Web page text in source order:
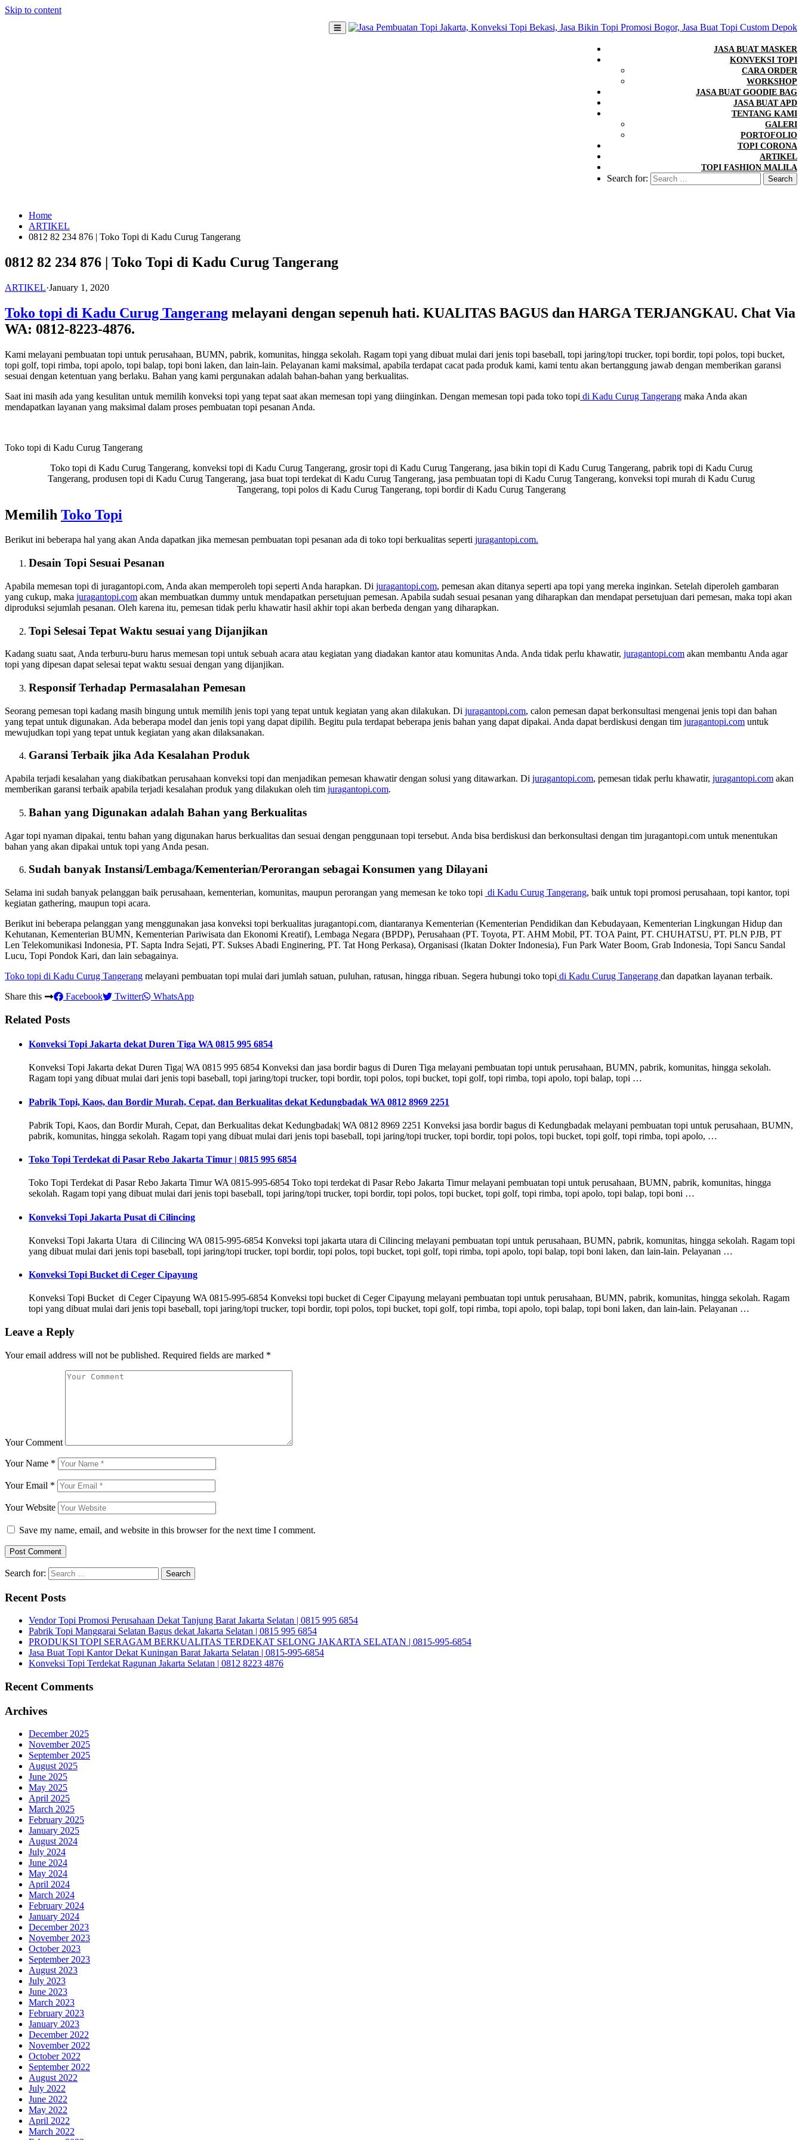
Skip to content
JASA BUAT MASKER
KONVEKSI TOPI
CARA ORDER
WORKSHOP
JASA BUAT GOODIE BAG
JASA BUAT APD
TENTANG KAMI
GALERI
PORTOFOLIO
TOPI CORONA
ARTIKEL
TOPI FASHION MALILA
Search for:
Home
ARTIKEL
0812 82 234 876 | Toko Topi di Kadu Curug Tangerang
0812 82 234 876 | Toko Topi di Kadu Curug Tangerang
ARTIKEL·January 1, 2020
Toko topi di Kadu Curug Tangerang melayani dengan sepenuh hati. KUALITAS BAGUS dan HARGA TERJANGKAU. Chat Via
WA: 0812-8223-4876.
Kami melayani pembuatan topi untuk perusahaan, BUMN, pabrik, komunitas, hingga sekolah. Ragam topi yang dibuat mulai dari jenis topi baseball, topi jaring/topi trucker, topi bordir, topi polos, topi bucket,
topi golf, topi rimba, topi apolo, topi balap, topi boni laken, dan lain-lain. Pelayanan kami maksimal, apabila terdapat cacat pada produk kami, kami tentu akan bertanggung jawab dengan memberikan garansi
sesuai dengan ketentuan yang berlaku. Bahan yang kami pergunakan adalah bahan-bahan yang berkualitas.
Saat ini masih ada yang kesulitan untuk memilih konveksi topi yang tepat saat akan memesan topi yang diinginkan. Dengan memesan topi pada toko topi di Kadu Curug Tangerang maka Anda akan
mendapatkan layanan yang maksimal dalam proses pembuatan topi pesanan Anda.
Toko topi di Kadu Curug Tangerang
Toko topi di Kadu Curug Tangerang, konveksi topi di Kadu Curug Tangerang, grosir topi di Kadu Curug Tangerang, jasa bikin topi di Kadu Curug Tangerang, pabrik topi di Kadu Curug
Tangerang, produsen topi di Kadu Curug Tangerang, jasa buat topi terdekat di Kadu Curug Tangerang, jasa pembuatan topi di Kadu Curug Tangerang, konveksi topi murah di Kadu Curug
Tangerang, topi polos di Kadu Curug Tangerang, topi bordir di Kadu Curug Tangerang
Memilih Toko Topi
Berikut ini beberapa hal yang akan Anda dapatkan jika memesan pembuatan topi pesanan ada di toko topi berkualitas seperti juragantopi.com.
Desain Topi Sesuai Pesanan
Apabila memesan topi di juragantopi.com, Anda akan memperoleh topi seperti Anda harapkan. Di juragantopi.com, pemesan akan ditanya seperti apa topi yang mereka inginkan. Setelah diperoleh gambaran
yang cukup, maka juragantopi.com akan membuatkan dummy untuk mendapatkan persetujuan pemesan. Apabila sudah sesuai pesanan yang diharapkan dan mendapat persetujuan dari pemesan, maka topi akan
diproduksi sejumlah pesanan. Oleh karena itu, pemesan tidak perlu khawatir hasil akhir topi akan berbeda dengan yang diharapkan.
Topi Selesai Tepat Waktu sesuai yang Dijanjikan
Kadang suatu saat, Anda terburu-buru harus memesan topi untuk sebuah acara atau kegiatan yang diadakan kantor atau komunitas Anda. Anda tidak perlu khawatir, juragantopi.com akan membantu Anda agar
topi yang dipesan dapat selesai tepat waktu sesuai dengan yang dijanjikan.
Responsif Terhadap Permasalahan Pemesan
Seorang pemesan topi kadang masih bingung untuk memilih jenis topi yang tepat untuk kegiatan yang akan dilakukan. Di juragantopi.com, calon pemesan dapat berkonsultasi mengenai jenis topi dan bahan
yang tepat untuk digunakan. Ada beberapa model dan jenis topi yang dapat dipilih. Begitu pula terdapat beberapa jenis bahan yang dapat dipakai. Anda dapat berdiskusi dengan tim juragantopi.com untuk
mewujudkan topi yang tepat untuk kegiatan yang akan dilaksanakan.
Garansi Terbaik jika Ada Kesalahan Produk
Apabila terjadi kesalahan yang diakibatkan perusahaan konveksi topi dan menjadikan pemesan khawatir dengan solusi yang ditawarkan. Di juragantopi.com, pemesan tidak perlu khawatir, juragantopi.com akan
memberikan garansi terbaik apabila terjadi kesalahan produk yang dilakukan oleh tim juragantopi.com.
Bahan yang Digunakan adalah Bahan yang Berkualitas
Agar topi nyaman dipakai, tentu bahan yang digunakan harus berkualitas dan sesuai dengan penggunaan topi tersebut. Anda bisa berdiskusi dan berkonsultasi dengan tim juragantopi.com untuk menentukan
bahan yang akan dipakai untuk topi yang Anda pesan.
Sudah banyak Instansi/Lembaga/Kementerian/Perorangan sebagai Konsumen yang Dilayani
Selama ini sudah banyak pelanggan baik perusahaan, kementerian, komunitas, maupun perorangan yang memesan ke toko topi di Kadu Curug Tangerang, baik untuk topi promosi perusahaan, topi kantor, topi
kegiatan gathering, maupun topi acara.
Berikut ini beberapa pelanggan yang menggunakan jasa konveksi topi berkualitas juragantopi.com, diantaranya Kementerian (Kementerian Pendidikan dan Kebudayaan, Kementerian Lingkungan Hidup dan
Kehutanan, Kementerian BUMN, Kementerian Pariwisata dan Ekonomi Kreatif), Lembaga Negara (BPDP), Perusahaan (PT. Toyota, PT. AHM Mobil, PT. TOA Paint, PT. CHUHATSU, PT. PLN PJB, PT
Len Telekomunikasi Indonesia, PT. Sapta Indra Sejati, PT. Sukses Abadi Enginering, PT. Tat Hong Perkasa), Organisasi (Ikatan Dokter Indonesia), Fun Park Water Boom, Grab Indonesia, Topi Sancu Sandal
Lucu, Topi Pondok Kari, dan lain sebagainya.
Toko topi di Kadu Curug Tangerang melayani pembuatan topi mulai dari jumlah satuan, puluhan, ratusan, hingga ribuan. Segera hubungi toko topi di Kadu Curug Tangerang dan dapatkan layanan terbaik.
Share this
Facebook Twitter WhatsApp
Related Posts
Konveksi Topi Jakarta dekat Duren Tiga WA 0815 995 6854
Konveksi Topi Jakarta dekat Duren Tiga| WA 0815 995 6854 Konveksi dan jasa bordir bagus di Duren Tiga melayani pembuatan topi untuk perusahaan, BUMN, pabrik, komunitas, hingga sekolah.
Ragam topi yang dibuat mulai dari jenis topi baseball, topi jaring/topi trucker, topi bordir, topi polos, topi bucket, topi golf, topi rimba, topi apolo, topi balap, topi …
Pabrik Topi, Kaos, dan Bordir Murah, Cepat, dan Berkualitas dekat Kedungbadak WA 0812 8969 2251
Pabrik Topi, Kaos, dan Bordir Murah, Cepat, dan Berkualitas dekat Kedungbadak| WA 0812 8969 2251 Konveksi jasa bordir bagus di Kedungbadak melayani pembuatan topi untuk perusahaan, BUMN,
pabrik, komunitas, hingga sekolah. Ragam topi yang dibuat mulai dari jenis topi baseball, topi jaring/topi trucker, topi bordir, topi polos, topi bucket, topi golf, topi rimba, topi apolo, …
Toko Topi Terdekat di Pasar Rebo Jakarta Timur | 0815 995 6854
Toko Topi Terdekat di Pasar Rebo Jakarta Timur WA 0815-995-6854 Toko topi terdekat di Pasar Rebo Jakarta Timur melayani pembuatan topi untuk perusahaan, BUMN, pabrik, komunitas, hingga
sekolah. Ragam topi yang dibuat mulai dari jenis topi baseball, topi jaring/topi trucker, topi bordir, topi polos, topi bucket, topi golf, topi rimba, topi apolo, topi balap, topi boni …
Konveksi Topi Jakarta Pusat di Cilincing
Konveksi Topi Jakarta Utara di Cilincing WA 0815-995-6854 Konveksi topi jakarta utara di Cilincing melayani pembuatan topi untuk perusahaan, BUMN, pabrik, komunitas, hingga sekolah. Ragam topi
yang dibuat mulai dari jenis topi baseball, topi jaring/topi trucker, topi bordir, topi polos, topi bucket, topi golf, topi rimba, topi apolo, topi balap, topi boni laken, dan lain-lain. Pelayanan …
Konveksi Topi Bucket di Ceger Cipayung
Konveksi Topi Bucket di Ceger Cipayung WA 0815-995-6854 Konveksi topi bucket di Ceger Cipayung melayani pembuatan topi untuk perusahaan, BUMN, pabrik, komunitas, hingga sekolah. Ragam
topi yang dibuat mulai dari jenis topi baseball, topi jaring/topi trucker, topi bordir, topi polos, topi bucket, topi golf, topi rimba, topi apolo, topi balap, topi boni laken, dan lain-lain. Pelayanan …
Leave a Reply
Your email address will not be published. Required fields are marked *
Your Comment
Your Name *
Your Email *
Your Website
Save my name, email, and website in this browser for the next time I comment.
Search for:
Recent Posts
Vendor Topi Promosi Perusahaan Dekat Tanjung Barat Jakarta Selatan | 0815 995 6854
Pabrik Topi Manggarai Selatan Bagus dekat Jakarta Selatan | 0815 995 6854
PRODUKSI TOPI SERAGAM BERKUALITAS TERDEKAT SELONG JAKARTA SELATAN | 0815-995-6854
Jasa Buat Topi Kantor Dekat Kuningan Barat Jakarta Selatan | 0815-995-6854
Konveksi Topi Terdekat Ragunan Jakarta Selatan | 0812 8223 4876
Recent Comments
Archives
December 2025
November 2025
September 2025
August 2025
June 2025
May 2025
April 2025
March 2025
February 2025
January 2025
August 2024
July 2024
June 2024
May 2024
April 2024
March 2024
February 2024
January 2024
December 2023
November 2023
October 2023
September 2023
August 2023
July 2023
June 2023
March 2023
February 2023
January 2023
December 2022
November 2022
October 2022
September 2022
August 2022
July 2022
June 2022
May 2022
April 2022
March 2022